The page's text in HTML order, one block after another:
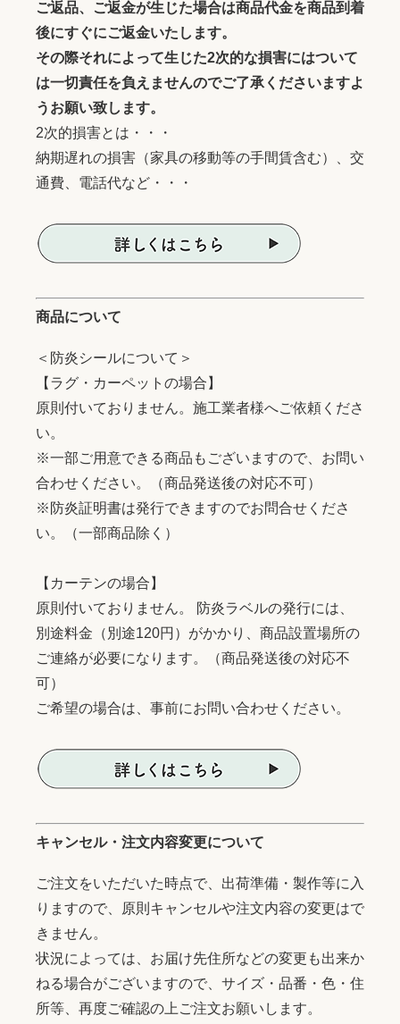
ご返品、ご返金が生じた場合は商品代金を商品到着
後にすぐにご返金いたします。
その際それによって生じた2次的な損害にはついて
は一切責任を負えませんのでご了承くださいますよ
うお願い致します。
2次的損害とは・・・
納期遅れの損害（家具の移動等の手間賃含む）、交
通費、電話代など・・・
商品について
＜防炎シールについて＞
【ラグ・カーペットの場合】
原則付いておりません。施工業者様へご依頼くださ
い。
※一部ご用意できる商品もございますので、お問い
合わせください。（商品発送後の対応不可）
※防炎証明書は発行できますのでお問合せくださ
い。（一部商品除く）
【カーテンの場合】
原則付いておりません。 防炎ラベルの発行には、
別途料金（別途120円）がかかり、商品設置場所の
ご連絡が必要になります。（商品発送後の対応不
可）
ご希望の場合は、事前にお問い合わせください。
キャンセル・注文内容変更について
ご注文をいただいた時点で、出荷準備・製作等に入
りますので、原則キャンセルや注文内容の変更はで
きません。
状況によっては、お届け先住所などの変更も出来か
ねる場合がございますので、サイズ・品番・色・住
所等、再度ご確認の上ご注文お願いします。